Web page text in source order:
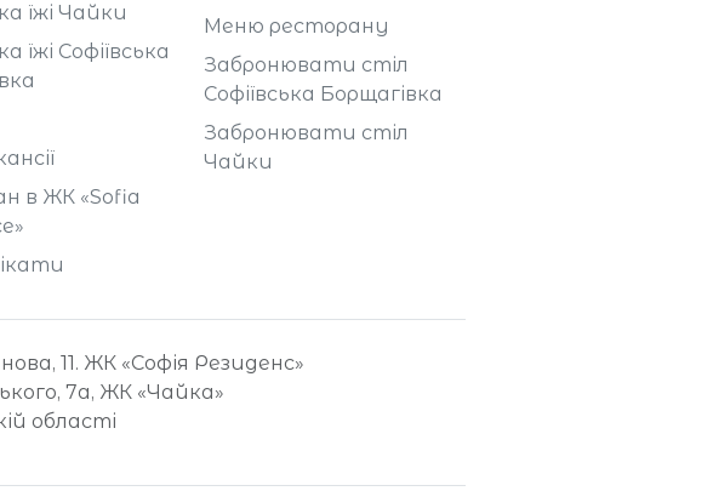
їжі Чайки
їжі Софіївська
в ЖК «Sofia
Меню ресторану
Забронювати стіл
Софіївська Борщагівка
Забронювати стіл
Чайки
11. ЖК «Софія Резиденс»
7а, ЖК «Чайка»
області